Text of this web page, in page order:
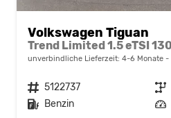
Volkswagen Tiguan
unverbindliche Lieferzeit: 4-6 Monate
Fahrzeugnr. 5122737 Getriebe
Kraftstoff Benzin Leistung